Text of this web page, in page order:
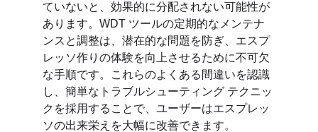
ていないと、効果的に分配されない可能性が
あります。WDT ツールの定期的なメンテナ
ンスと調整は、潜在的な問題を防ぎ、エスプ
レッソ作りの体験を向上させるために不可欠
な手順です。これらのよくある間違いを認識
し、簡単なトラブルシューティング テクニッ
クを採用することで、ユーザーはエスプレッ
ソの出来栄えを大幅に改善できます。